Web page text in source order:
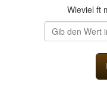
Wieviel ft